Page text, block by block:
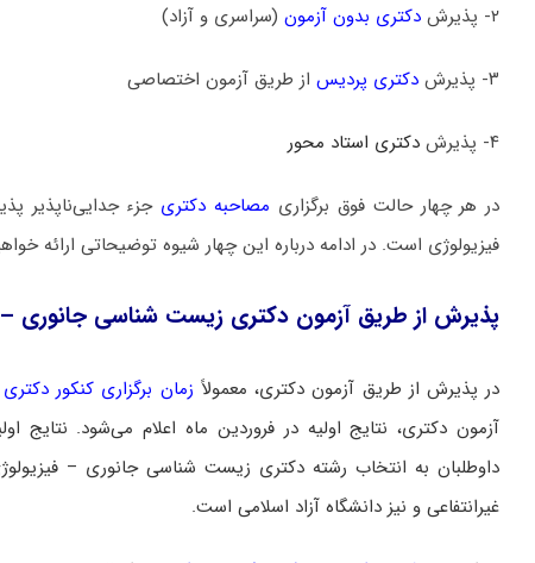
۲- پذیرش دکتری بدون آزمون(سراسری و آزاد)
۳- پذیرش دکتری پردیساز طریق آزمون اختصاصی
۴- پذیرش دکتری استاد محور
در هر چهار حالت فوق برگزاری مصاحبه دکتری جزء جدایی‌ناپذیر
فیزیولوژی است. در ادامه درباره این چهار شیوه توضیحاتی ارائه
پذیرش از طریق آزمون دکتری زیست‌ شناسی جانوری –
در پذیرش از طریق آزمون دکتری، معمولاً زمان برگزاری کنکور دکتری
آزمون دکتری، نتایج اولیه در فروردین ماه اعلام می‌شود. نتایج
داوطلبان به انتخاب رشته دکتری زیست‌ شناسی جانوری –
غیرانتفاعی و نیز دانشگاه آزاد اسلامی است.